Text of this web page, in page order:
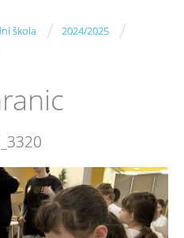
škola / 2024/2025 /